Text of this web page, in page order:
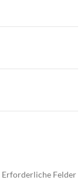
Erforderliche Felder